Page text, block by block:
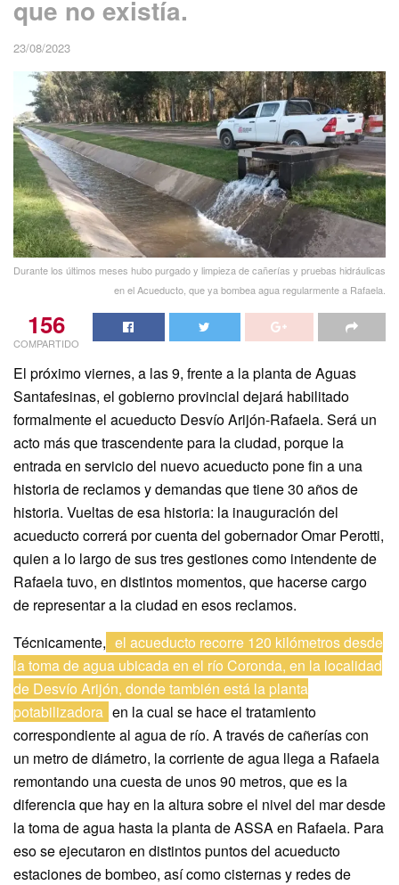
que no existía.
23/08/2023
Durante los últimos meses hubo purgado y limpieza de cañerías y pruebas hidráulicas
en el Acueducto, que ya bombea agua regularmente a Rafaela.
156
COMPARTIDO
El próximo viernes, a las 9, frente a la planta de Aguas
Santafesinas, el gobierno provincial dejará habilitado
formalmente el acueducto Desvío Arijón-Rafaela. Será un
acto más que trascendente para la ciudad, porque la
entrada en servicio del nuevo acueducto pone fin a una
historia de reclamos y demandas que tiene 30 años de
historia. Vueltas de esa historia: la inauguración del
acueducto correrá por cuenta del gobernador Omar Perotti,
quien a lo largo de sus tres gestiones como intendente de
Rafaela tuvo, en distintos momentos, que hacerse cargo
de representar a la ciudad en esos reclamos.
Técnicamente, el acueducto recorre 120 kilómetros desde
la toma de agua ubicada en el río Coronda, en la localidad
de Desvío Arijón, donde también está la planta
potabilizadora en la cual se hace el tratamiento
correspondiente al agua de río. A través de cañerías con
un metro de diámetro, la corriente de agua llega a Rafaela
remontando una cuesta de unos 90 metros, que es la
diferencia que hay en la altura sobre el nivel del mar desde
la toma de agua hasta la planta de ASSA en Rafaela. Para
eso se ejecutaron en distintos puntos del acueducto
estaciones de bombeo, así como cisternas y redes de